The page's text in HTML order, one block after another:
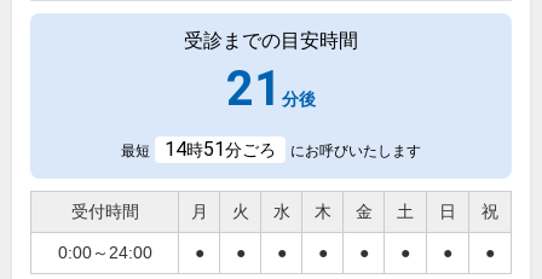
受診までの目安時間
21 分後
最短 14時51分ごろ にお呼びいたします
受付時間 月 火 水 木 金 土 日 祝
0:00～24:00 ● ● ● ● ● ● ● ●